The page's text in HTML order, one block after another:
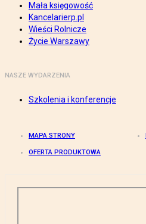
Mała księgowość
Kancelarierp.pl
Wieści Rolnicze
Życie Warszawy
NASZE WYDARZENIA
Szkolenia i konferencje
MAPA STRONY
OFERTA PRODUKTOWA